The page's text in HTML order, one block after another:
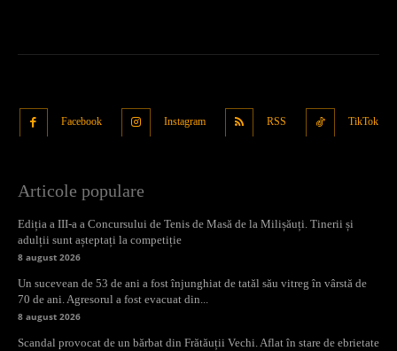
Facebook Instagram RSS TikTok
Articole populare
Ediția a III-a a Concursului de Tenis de Masă de la Milișăuți. Tinerii și
adulții sunt așteptați la competiție
8 august 2026
Un sucevean de 53 de ani a fost înjunghiat de tatăl său vitreg în vârstă de
70 de ani. Agresorul a fost evacuat din...
8 august 2026
Scandal provocat de un bărbat din Frătăuții Vechi. Aflat în stare de ebrietate